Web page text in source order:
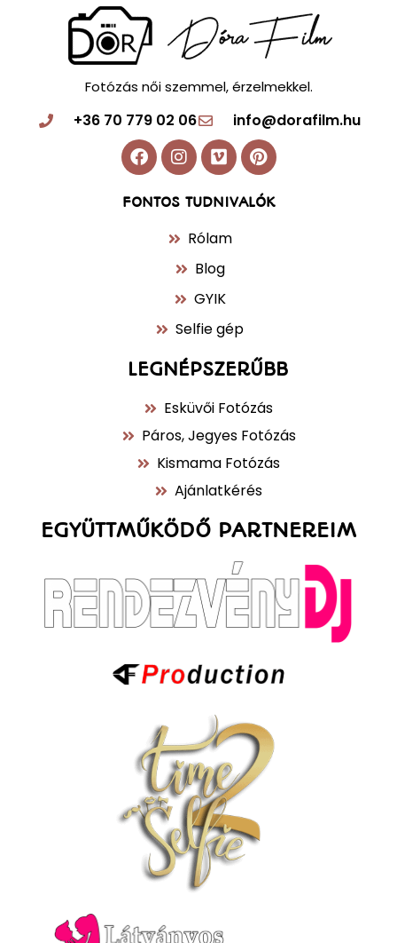
EGYÜTTMŰKÖDŐ PARTNEREIM
LEGNÉPSZERŰBB
Esküvői Fotózás
Páros, Jegyes Fotózás
Kismama Fotózás
Ajánlatkérés
FONTOS TUDNIVALÓK
Rólam
Blog
GYIK
Selfie gép
Fotózás női szemmel, érzelmekkel.
+36 70 779 02 06 info@dorafilm.hu